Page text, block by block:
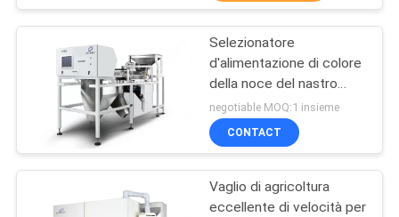
NOTIZIE
RICHIEDA
CITAZIONE
MAPPA
Selezionatore di
colore del seme
Selezionatore
d'alimentazione di colore
della noce del nastro
trasportatore vaglio delle
grandi particelle
negotiable MOQ:1 insieme
CONTACT
Vaglio di agricoltura
eccellente di velocità per